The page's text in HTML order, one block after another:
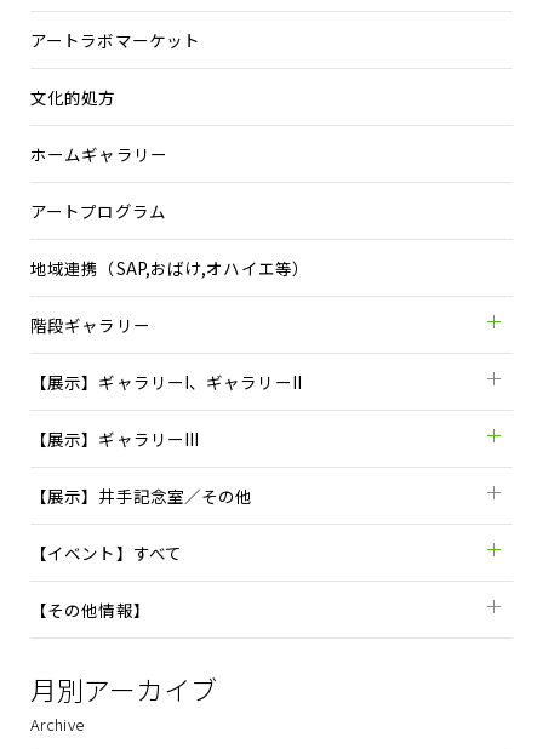
アートラボマーケット
文化的処方
ホームギャラリー
アートプログラム
地域連携（SAP,おばけ,オハイエ等）
階段ギャラリー
【展示】ギャラリーI、ギャラリーII
【展示】ギャラリーIII
【展示】井手記念室／その他
【イベント】すべて
【その他情報】
月別アーカイブ
Archive